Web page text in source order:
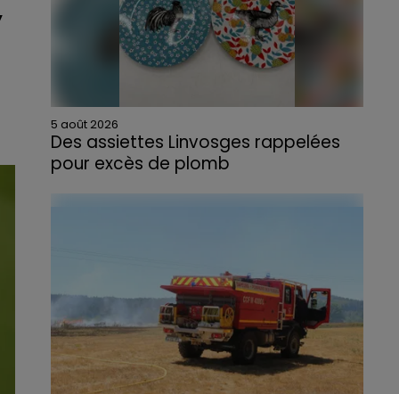
5 août 2026
Des assiettes Linvosges rappelées
pour excès de plomb